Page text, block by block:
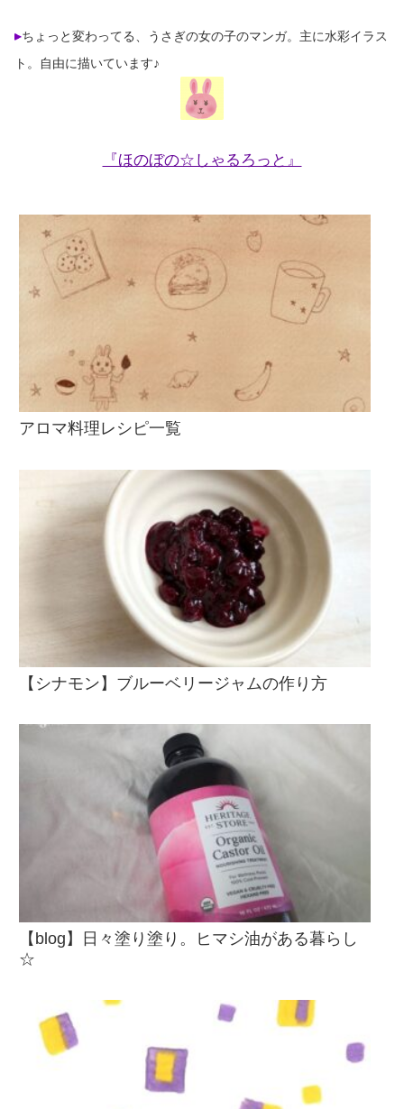
ちょっと変わってる、うさぎの女の子のマンガ。主に水彩イラス
ト。自由に描いています♪
『ほのぼの☆しゃるろっと』
アロマ料理レシピ一覧
【シナモン】ブルーベリージャムの作り方
【blog】日々塗り塗り。ヒマシ油がある暮らし
☆